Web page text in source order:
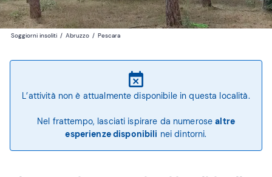
Soggiorni insoliti / Abruzzo / Pescara
L’attività non è attualmente disponibile in questa località.
Nel frattempo, lasciati ispirare da numerosealtre
esperienze disponibili nei dintorni.